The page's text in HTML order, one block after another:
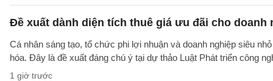
Đề xuất dành diện tích thuê giá ưu đãi cho doanh
Cá nhân sáng tạo, tổ chức phi lợi nhuận và doanh nghiệp siêu
hóa. Đây là đề xuất đáng chú ý tại dự thảo Luật Phát triển công
1 giờ trước